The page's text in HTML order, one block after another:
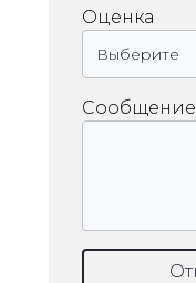
Оценка
Сообщение